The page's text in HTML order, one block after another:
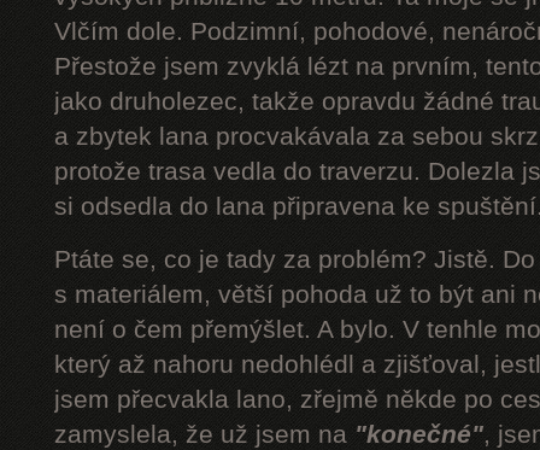
Vlčím dole. Podzimní, pohodové,
Přestože jsem zvyklá lézt na prvním,
jako druholezec, takže opravdu žádné
a zbytek lana procvakávala za sebou
protože trasa vedla do traverzu. Dolezla
si odsedla do lana připravena ke
Ptáte se, co je tady za problém? Jistě.
s materiálem, větší pohoda už to být ani
není o čem přemýšlet. A bylo. V tenhle
který až nahoru nedohlédl a zjišťoval,
jsem přecvakla lano, zřejmě někde po
zamyslela, že už jsem na "konečné",